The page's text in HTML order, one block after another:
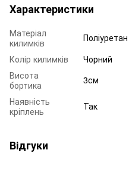
Характеристики
Матеріал
килимків
Колір килимків
Чорний
Висота
бортика
3см
Наявність
кріплень
Так
Відгуки